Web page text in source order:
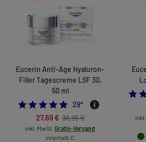
Eucerin Anti-Age Hyaluron-
Filler Tagescreme LSF 30,
50 ml
4.827586206896552
29*
27,69 € 36,95 €
inkl. MwSt. Gratis-Versand
innerhalb D.